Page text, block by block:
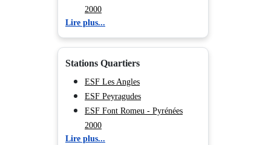
2000
ESF Ax les Thermes
ESF La Mongie
Lire plus...
Stations Quartiers
ESF Les Angles
ESF Peyragudes
ESF Font Romeu - Pyrénées
2000
ESF Ax les Thermes
Lire plus...